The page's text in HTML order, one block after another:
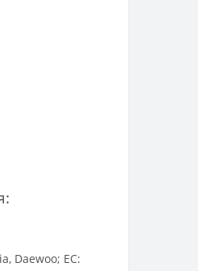
Daewoo; ЕС: